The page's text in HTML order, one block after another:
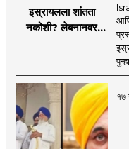
इस्रायलला शांतता
नकोशी? लेबनानवर
इराण-अमेरिकेत आरोप-
प्रत्यारोप
१७